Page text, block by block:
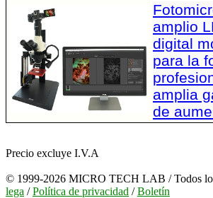
amplio
digital
para la
amplia
de
Precio excluye I.V.A
© 1999-2026 MICRO TECH LAB / Todos
lega /Política de privacidad /Boletín